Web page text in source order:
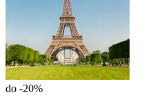
do -20%